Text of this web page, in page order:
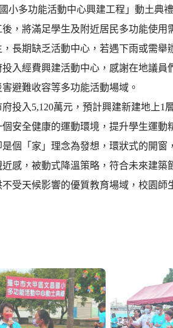
多功能活動中心興建工程」動土典
，將滿足學生及附近居民多功能使用
長期缺乏活動中心，若遇下雨或需舉
入經費興建活動中心，感謝在地議員
避難收容等多功能活動場域。
投入5,120萬元，預計興建新建地上1
安全健康的運動環境，提升學生運動
個「家」理念為發想，環狀式的開窗
感，被動式降溫策略，符合未來建築
受天候影響的優質教育場域，校園師